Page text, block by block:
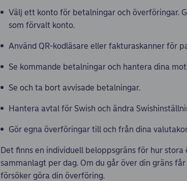
Välj ett konto för betalningar och överföringar.
som förvalt konto.
Använd QR-kodläsare eller fakturaskanner för
Se kommande betalningar och hantera dina
Se och ta bort avvisade betalningar.
Hantera avtal för Swish och ändra
Gör egna överföringar till och från dina
Det finns en individuell beloppsgräns för hur
sammanlagt per dag. Om du går över din gräns
försöker göra din överföring.